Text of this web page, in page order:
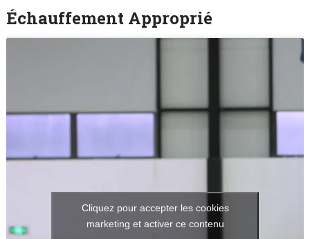
Échauffement Approprié
Cliquez pour accepter les cookies
marketing et activer ce contenu